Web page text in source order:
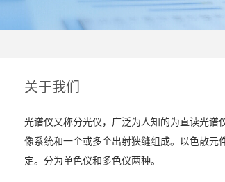
关于我们
光谱仪又称分光仪，广泛为人知的为直读光谱
像系统和一个或多个出射狭缝组成。以色散元
定。分为单色仪和多色仪两种。